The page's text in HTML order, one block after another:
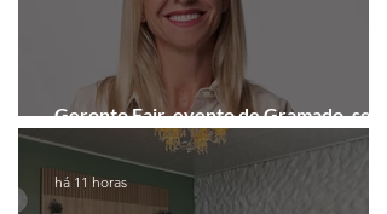
Geronto Fair, evento de Gramado, será
realizada em formato digital
há 11 horas